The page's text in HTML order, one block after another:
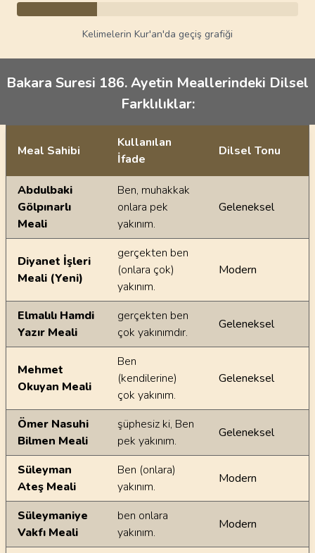
Kelimelerin Kur'an'da geçiş grafiği
Bakara Suresi 186. Ayetin Meallerindeki Dilsel
Farklılıklar:
Ayetin meallerindeki dilsel farklılıklar
Meal Sahibi
Kullanılan
İfade
Dilsel Tonu
Abdulbaki
Gölpınarlı
Meali
Ben, muhakkak
onlara pek
yakınım.
Geleneksel
Diyanet İşleri
Meali (Yeni)
gerçekten ben
(onlara çok)
yakınım.
Modern
Elmalılı Hamdi
Yazır Meali
gerçekten ben
çok yakınımdır.
Geleneksel
Mehmet
Okuyan Meali
Ben
(kendilerine)
çok yakınım.
Geleneksel
Ömer Nasuhi
Bilmen Meali
şüphesiz ki, Ben
pek yakınım.
Geleneksel
Süleyman
Ateş Meali
Ben (onlara)
yakınım.
Modern
Süleymaniye
Vakfı Meali
ben onlara
yakınım.
Modern